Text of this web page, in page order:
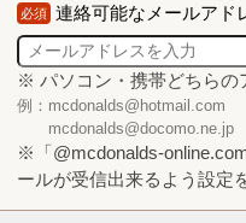
必須 連絡可能なメールアド
※ パソコン・携帯どちらの
例：mcdonalds@hotmail.com
mcdonalds@docomo.ne.jp
※「@mcdonalds-
ールが受信出来るよう設定